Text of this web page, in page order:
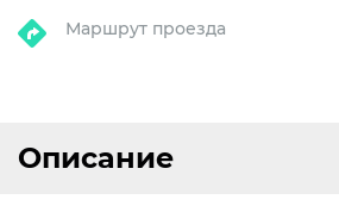
Маршрут проезда
Описание